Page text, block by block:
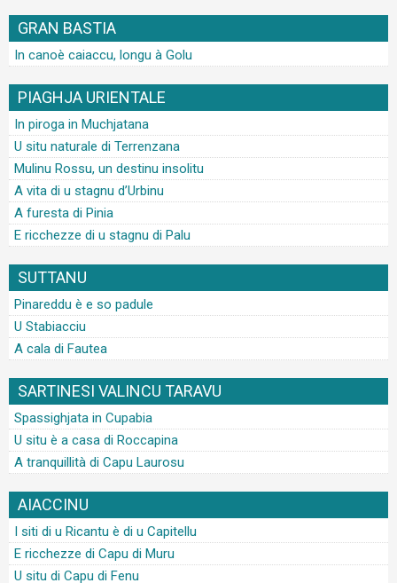
GRAN BASTIA
In canoè caiaccu, longu à Golu
PIAGHJA URIENTALE
In piroga in Muchjatana
U situ naturale di Terrenzana
Mulinu Rossu, un destinu insolitu
A vita di u stagnu d’Urbinu
A furesta di Pinia
E ricchezze di u stagnu di Palu
SUTTANU
Pinareddu è e so padule
U Stabiacciu
A cala di Fautea
SARTINESI VALINCU TARAVU
Spassighjata in Cupabia
U situ è a casa di Roccapina
A tranquillità di Capu Laurosu
AIACCINU
I siti di u Ricantu è di u Capitellu
E ricchezze di Capu di Muru
U situ di Capu di Fenu